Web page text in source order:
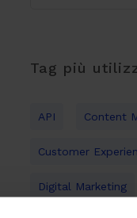
Tag più
API Content
Customer
Digital Marketing